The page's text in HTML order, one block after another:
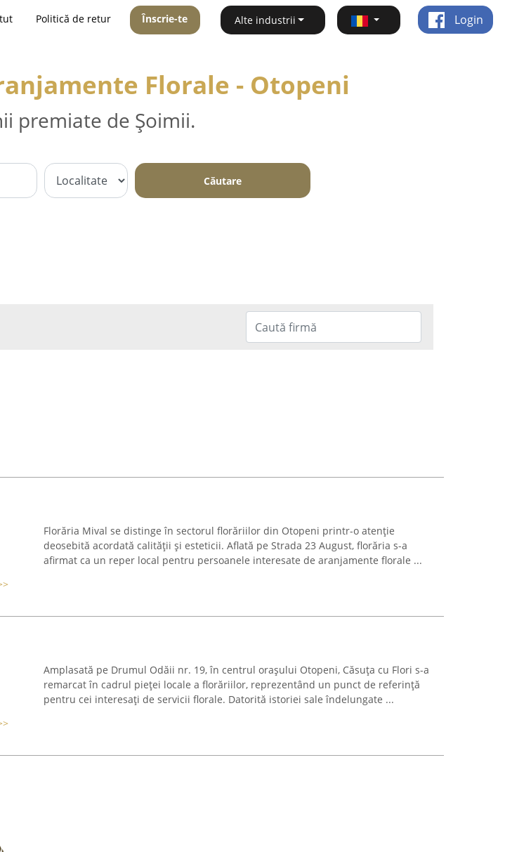
Politică de retur Înscrie-te Alte industrii Login
Florale - Otopeni
premiate de Șoimii.
Căutare
Florăria Mival se distinge în sectorul florăriilor din Otopeni printr-o atenție
deosebită acordată calității și esteticii. Aflată pe Strada 23 August, florăria s-a
afirmat ca un reper local pentru persoanele interesate de aranjamente florale ...
Amplasată pe Drumul Odăii nr. 19, în centrul orașului Otopeni, Căsuța cu Flori s-a
remarcat în cadrul pieței locale a florăriilor, reprezentând un punct de referință
pentru cei interesați de servicii florale. Datorită istoriei sale îndelungate ...